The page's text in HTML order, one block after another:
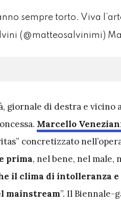
sempre torto. Viva
(@matteosalvinimi)
giornale di destra e vicino
Marcello
concretizzato
prima, nel bene, nel male,
il clima di intolleranza e
mainstream”. Il Biennale-